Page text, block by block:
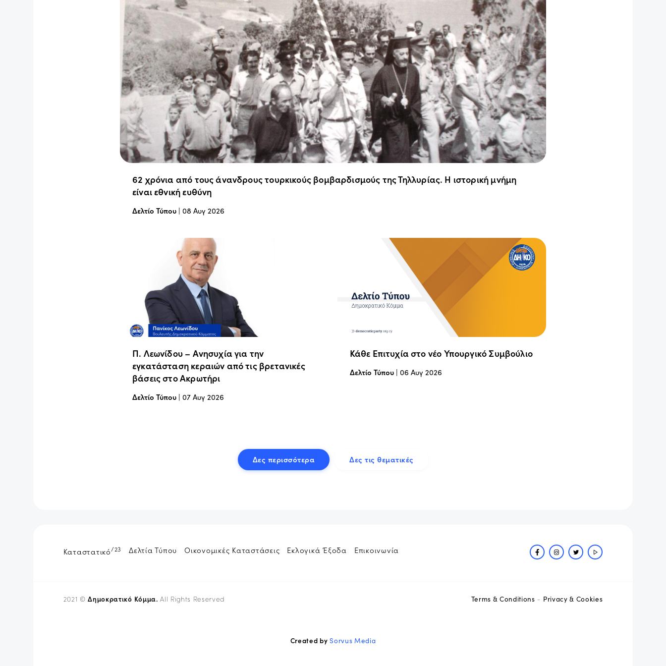
62 χρόνια από τους άνανδρους τουρκικούς βομβαρδισμούς της Τηλλυρίας. Η ιστορική μνήμη
είναι εθνική ευθύνη
Δελτίο Τύπου | 08 Αυγ 2026
Π. Λεωνίδου – Ανησυχία για την
εγκατάσταση κεραιών από τις βρετανικές
βάσεις στο Ακρωτήρι
Δελτίο Τύπου | 07 Αυγ 2026
Κάθε Επιτυχία στο νέο Υπουργικό Συμβούλιο
Δελτίο Τύπου| 06 Αυγ 2026
Δες περισσότερα Δες τις θεματικές
Καταστατικό/23 Δελτία Τύπου Οικονομικές Καταστάσεις Εκλογικά Έξοδα Επικοινωνία
2021 ©Δημοκρατικό Κόμμα. All Rights Reserved Terms & Conditions - Privacy & Cookies
Created bySorvus Media